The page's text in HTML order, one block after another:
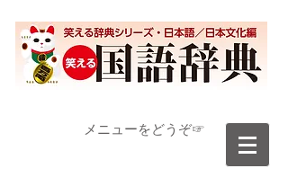
​メニューをどうぞ☞